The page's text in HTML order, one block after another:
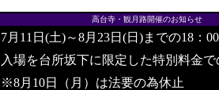
高台寺・観月路開催のお知らせ
7月11日(土)～8月23日(日)までの18：
入場を台所坂下に限定した特別料金で
※8月10日（月）は法要の為休止